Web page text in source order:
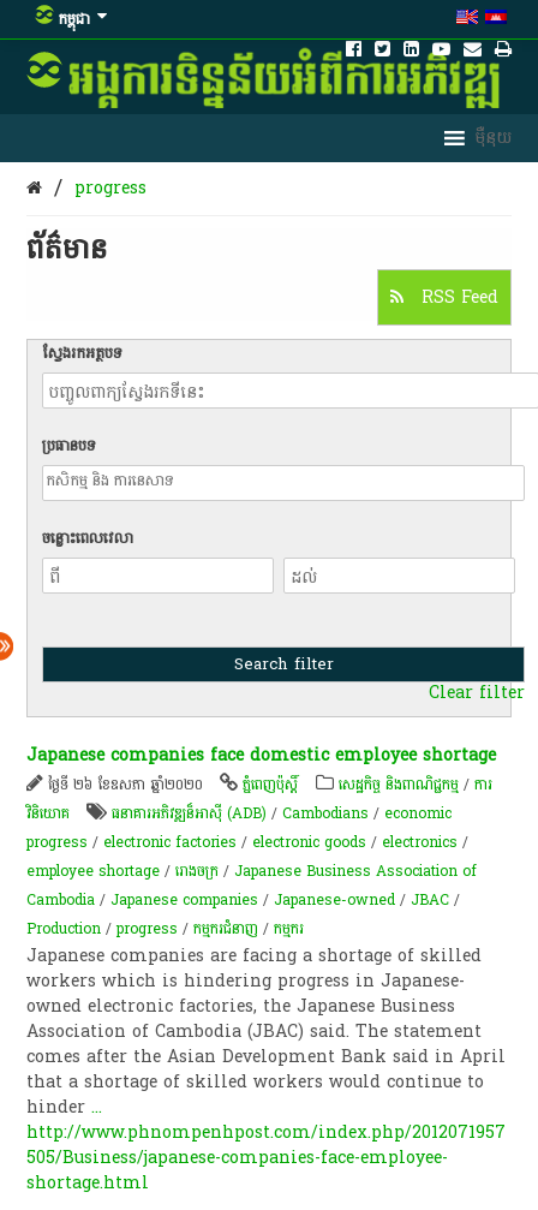
កម្ពុជា
/ progress
ព័ត៌មាន​
RSS Feed
ស្វែងរកអត្ថបទ
ប្រធានបទ
ចន្លោះពេលវេលា
Clear filter
Japanese companies face domestic employee shortage
ថ្ងៃទី ២៦ ខែឧសភា ឆ្នាំ២០២០ ភ្នំពេញប៉ុស្តិ៍ សេដ្ឋកិច្ច និងពាណិជ្ជកម្ម /ការ
វិនិយោគ
ធនាគារអភិវឌ្ឍន៏អាស៊ី (ADB) /Cambodians / economic
progress / electronic factories / electronic goods / electronics /
employee shortage /រោងចក្រ /Japanese Business Association of
Cambodia /Japanese companies /Japanese-owned /JBAC /
Production /progress /កម្មករ​ជំនាញ​ /ក​ម្មករ​
Japanese companies are facing a shortage of skilled
workers which is hindering progress in Japanese-
owned electronic factories, the Japanese Business
Association of Cambodia (JBAC) said. The statement
comes after the Asian Development Bank said in April
that a shortage of skilled workers would continue to
hinder...
http://www.phnompenhpost.com/index.php/2012071957
505/Business/japanese-companies-face-employee-
shortage.html